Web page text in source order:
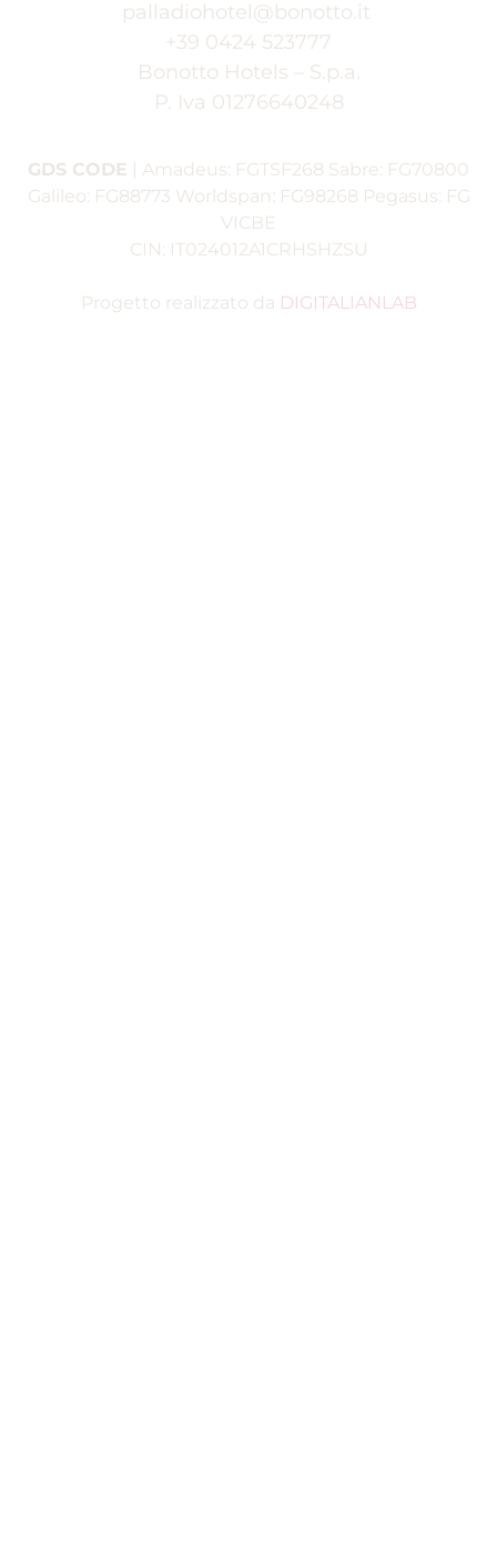
palladiohotel@bonotto.it
+39 0424 523777
Bonotto Hotels – S.p.a.
P. Iva 01276640248
GDS CODE | Amadeus: FGTSF268 Sabre: FG70800
Galileo: FG88773 Worldspan: FG98268 Pegasus: FG
VICBE
CIN: IT024012A1CRHSHZSU
Progetto realizzato da DIGITALIANLAB